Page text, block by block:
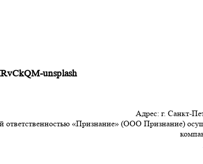
unsplash
Адрес: г. Санкт-
ответственностью «Признание» (ООО Признание)